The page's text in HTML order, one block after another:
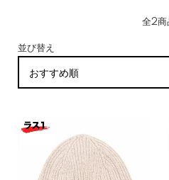
全2商
並び替え